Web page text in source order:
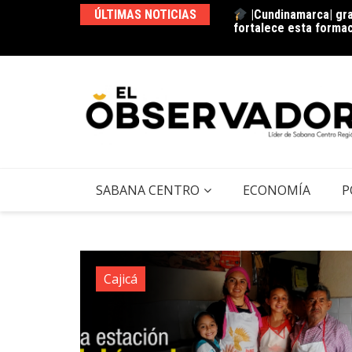
ÚLTIMAS NOTICIAS |Cundinamarca|
fortalece esta
La estación del ‘pan’
SABANA CENTRO ECONOMÍA
Cajicá